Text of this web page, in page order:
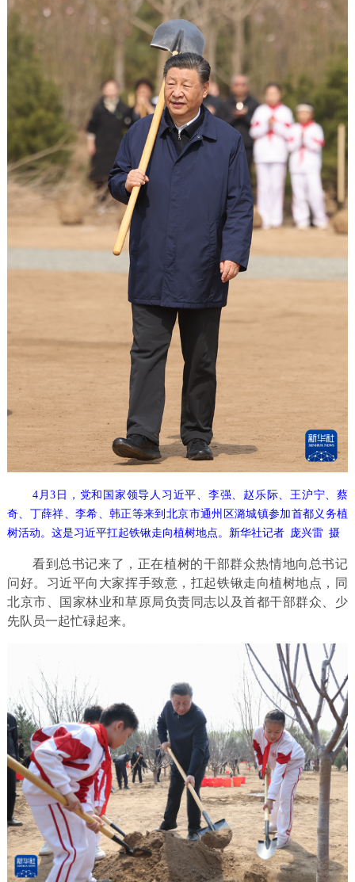
4月3日，党和国家领导人习近平、李强、赵乐际、王沪宁、蔡
奇、丁薛祥、李希、韩正等来到北京市通州区潞城镇参加首都义务植
树活动。这是习近平扛起铁锹走向植树地点。新华社记者 庞兴雷 摄
看到总书记来了，正在植树的干部群众热情地向总书记
问好。习近平向大家挥手致意，扛起铁锹走向植树地点，同
北京市、国家林业和草原局负责同志以及首都干部群众、少
先队员一起忙碌起来。